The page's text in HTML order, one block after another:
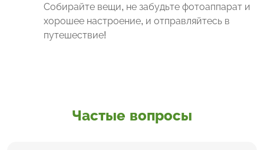
Собирайте вещи, не забудьте фотоаппарат и
хорошее настроение, и отправляйтесь в
путешествие!
Частые вопросы